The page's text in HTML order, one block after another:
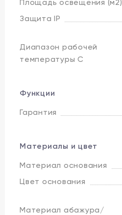
Площадь освещения (м2)
Защита IP
Диапазон рабочей
температуры C
Функции
Гарантия
Материалы и цвет
Материал основания
Цвет основания
Материал абажура/